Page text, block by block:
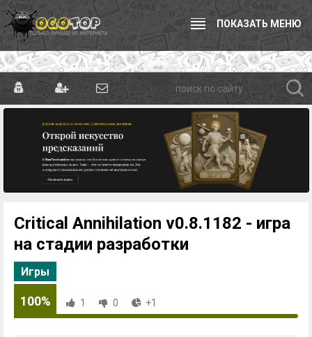
ПОКАЗАТЬ МЕНЮ
Critical Annihilation v0.8.1182 - игра
на стадии разработки
Игры
100% 1 0 +1